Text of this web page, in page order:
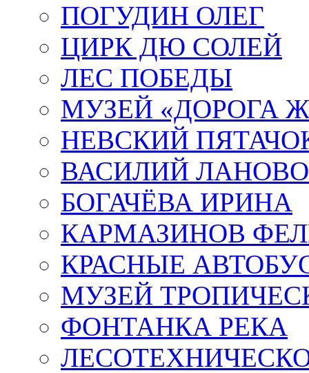
ПОГУДИН ОЛЕГ
ЦИРК ДЮ СОЛЕЙ
ЛЕС ПОБЕДЫ
МУЗЕЙ «ДОРОГА
НЕВСКИЙ
ВАСИЛИЙ
БОГАЧЁВА ИРИНА
КАРМАЗИНОВ
КРАСНЫЕ
МУЗЕЙ
ФОНТАНКА РЕКА